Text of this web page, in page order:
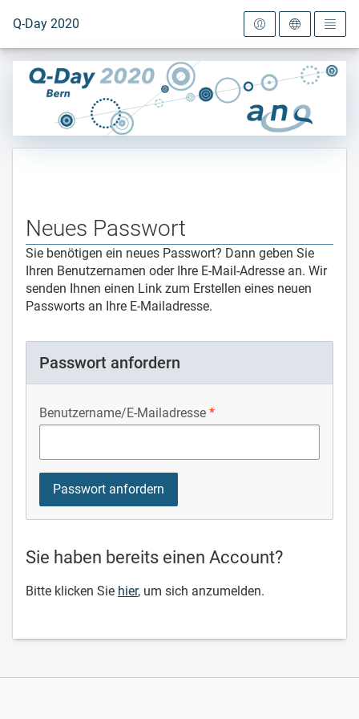
Zur Startseite
Q-Day 2020
Neues Passwort
Sie benötigen ein neues Passwort? Dann geben Sie
Ihren Benutzernamen oder Ihre E-Mail-Adresse an. Wir
senden Ihnen einen Link zum Erstellen eines neuen
Passworts an Ihre E-Mailadresse.
Passwort anfordern
Benutzername/E-Mailadresse
Sie haben bereits einen Account?
Bitte klicken Sie hier, um sich anzumelden.